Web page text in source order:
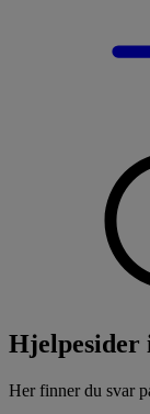
Hjelpesider
Her finner du svar